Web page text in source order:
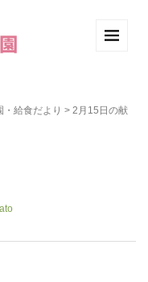
・給食だより > 2月15日の献